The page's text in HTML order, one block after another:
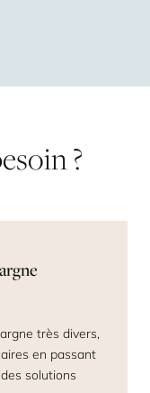
?
très divers,
en passant
solutions